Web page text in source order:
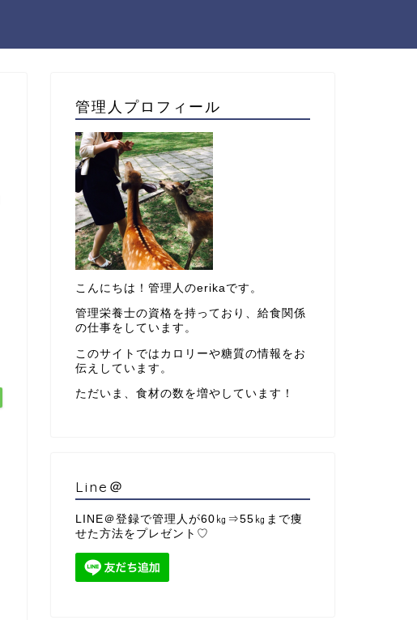
管理人プロフィール
こんにちは！管理人のerikaです。
管理栄養士の資格を持っており、給食関係
の仕事をしています。
このサイトではカロリーや糖質の情報をお
伝えしています。
ただいま、食材の数を増やしています！
Line＠
LINE＠登録で管理人が60㎏⇒55㎏まで痩
せた方法をプレゼント♡